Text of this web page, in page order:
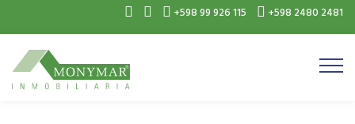
+598 99 926 115 +598 2480 2481